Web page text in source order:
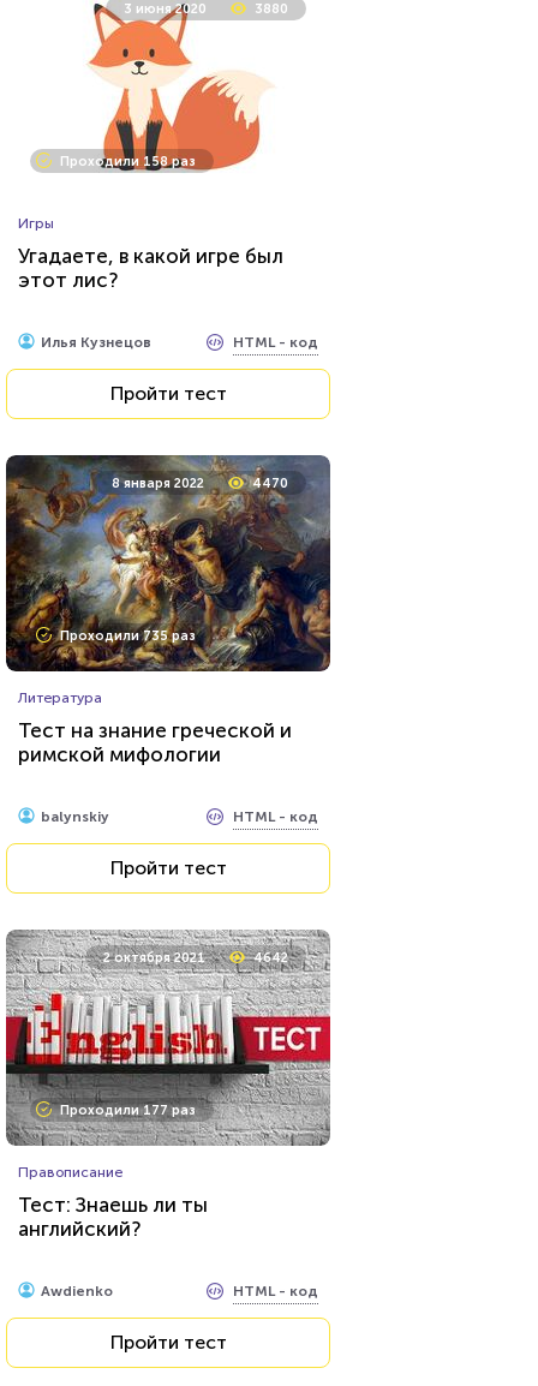
3 июня 2020 3880
Проходили 158 раз
Игры
Угадаете, в какой игре был
этот лис?
Илья Кузнецов HTML - код
Пройти тест
8 января 2022 4470
Проходили 735 раз
Литература
Тест на знание греческой и
римской мифологии
balynskiy HTML - код
Пройти тест
2 октября 2021 4642
Проходили 177 раз
Правописание
Тест: Знаешь ли ты
английский?
Awdienko HTML - код
Пройти тест